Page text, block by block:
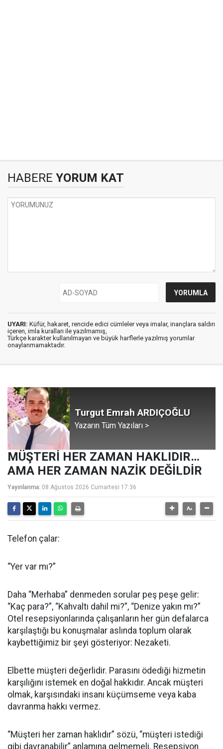
HABERE YORUM KAT
UYARI: Küfür, hakaret, rencide edici cümleler veya imalar, inançlara saldırı
içeren, imla kuralları ile yazılmamış,
Türkçe karakter kullanılmayan ve büyük harflerle yazılmış yorumlar
onaylanmamaktadır.
Turgut Emrah ARDIÇOĞLU
Yazarın Tüm Yazıları >
MÜŞTERİ HER ZAMAN HAKLIDIR…
AMA HER ZAMAN NAZİK DEĞİLDİR
Yayınlanma: 08 Ağustos 2026 Cumartesi 17:36
Telefon çalar:
“Yer var mı?”
Daha “Merhaba” denmeden sorular peş peşe gelir:
“Kaç para?”, “Kahvaltı dahil mi?”, “Denize yakın mı?”
Otel resepsiyonlarında çalışanların her gün defalarca
karşılaştığı bu konuşmalar aslında toplum olarak
kaybettiğimiz bir şeyi gösteriyor: Nezaketi.
Elbette müşteri değerlidir. Parasını ödediği hizmetin
karşılığını istemek en doğal hakkıdır. Ancak müşteri
olmak, karşısındaki insanı küçümseme veya kaba
davranma hakkı vermez.
“Müşteri her zaman haklıdır” sözü, “müşteri istediği
gibi davranabilir” anlamına gelmemeli. Resepsiyon